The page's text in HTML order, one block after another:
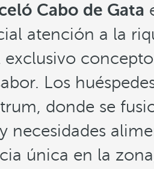
Cabo de Gata
atención a la
Los
donde se
única en la